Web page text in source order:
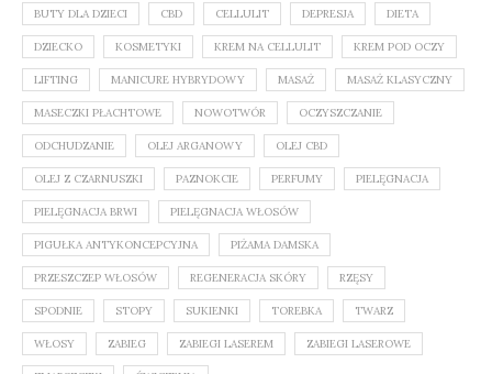
BUTY DLA DZIECI CBD CELLULIT DEPRESJA DIETA
DZIECKO KOSMETYKI KREM NA CELLULIT KREM POD OCZY
LIFTING MANICURE HYBRYDOWY MASAŻ MASAŻ KLASYCZNY
MASECZKI PŁACHTOWE NOWOTWÓR OCZYSZCZANIE
ODCHUDZANIE OLEJ ARGANOWY OLEJ CBD
OLEJ Z CZARNUSZKI PAZNOKCIE PERFUMY PIELĘGNACJA
PIELĘGNACJA BRWI PIELĘGNACJA WŁOSÓW
PIGUŁKA ANTYKONCEPCYJNA PIŻAMA DAMSKA
PRZESZCZEP WŁOSÓW REGENERACJA SKÓRY RZĘSY
SPODNIE STOPY SUKIENKI TOREBKA TWARZ
WŁOSY ZABIEG ZABIEGI LASEREM ZABIEGI LASEROWE